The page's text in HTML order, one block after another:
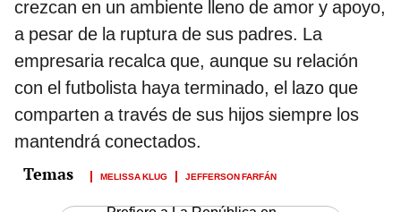
crezcan en un ambiente lleno de amor y apoyo,
a pesar de la ruptura de sus padres. La
empresaria recalca que, aunque su relación
con el futbolista haya terminado, el lazo que
comparten a través de sus hijos siempre los
mantendrá conectados.
MELISSA KLUG JEFFERSON FARFÁN